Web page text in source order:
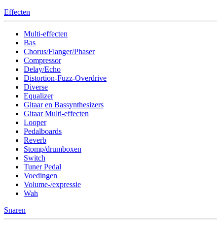
Effecten
Multi-effecten
Bas
Chorus/Flanger/Phaser
Compressor
Delay/Echo
Distortion-Fuzz-Overdrive
Diverse
Equalizer
Gitaar en Bassynthesizers
Gitaar Multi-effecten
Looper
Pedalboards
Reverb
Stomp/drumboxen
Switch
Tuner Pedal
Voedingen
Volume-/expressie
Wah
Snaren